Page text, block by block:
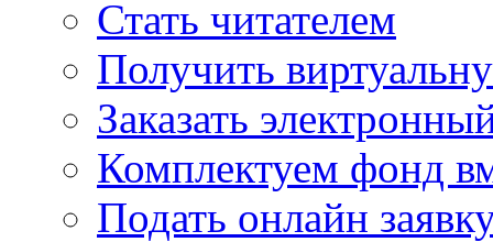
Стать читателем
Получить
Заказать
Комплектуем фонд
Подать онлайн